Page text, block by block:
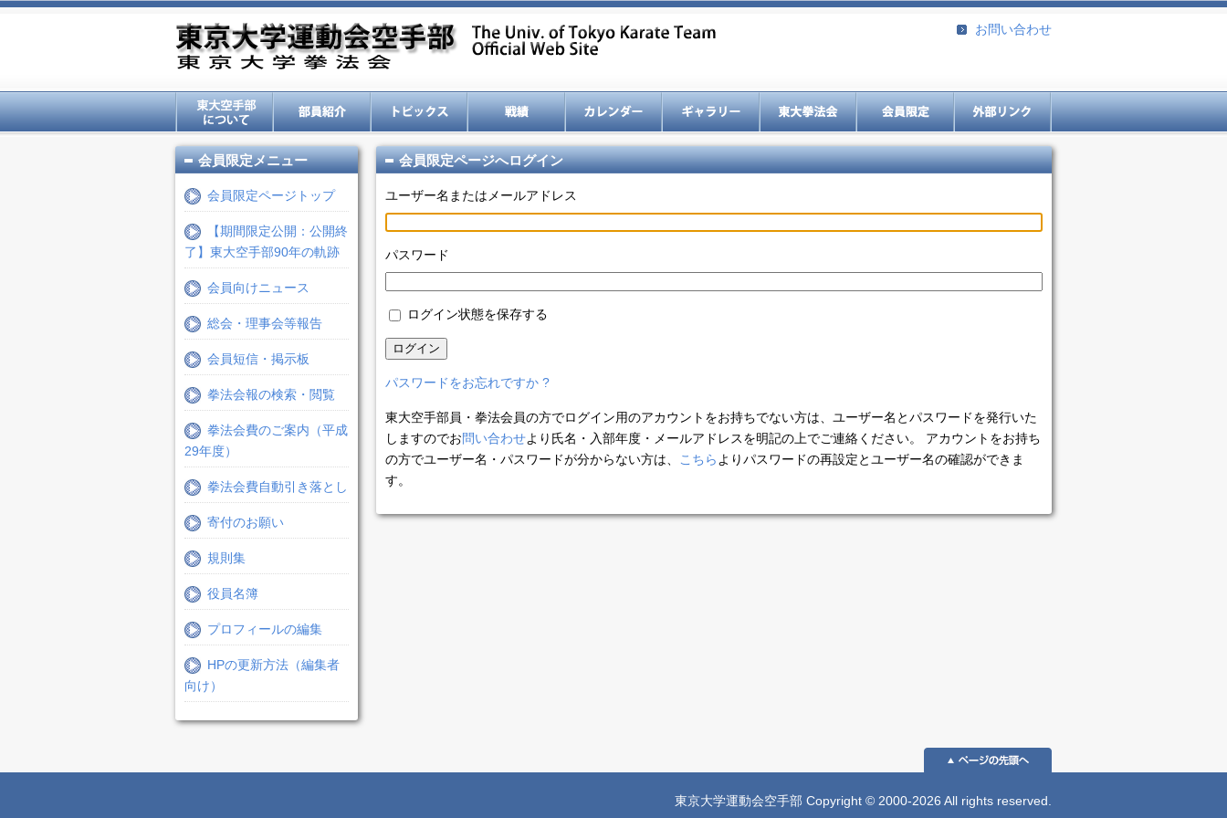
お問い合わせ
会員限定メニュー
会員限定ページトップ
【期間限定公開：公開終
了】東大空手部90年の軌跡
会員向けニュース
総会・理事会等報告
会員短信・掲示板
拳法会報の検索・閲覧
拳法会費のご案内（平成
29年度）
拳法会費自動引き落とし
寄付のお願い
規則集
役員名簿
プロフィールの編集
HPの更新方法（編集者
向け）
会員限定ページへログイン
ユーザー名またはメールアドレス
パスワード
ログイン状態を保存する
ログイン
パスワードをお忘れですか ?
東大空手部員・拳法会員の方でログイン用のアカウントをお持ちでない方は、ユーザー名とパスワードを発行いた
しますのでお問い合わせより氏名・入部年度・メールアドレスを明記の上でご連絡ください。 アカウントをお持ち
の方でユーザー名・パスワードが分からない方は、
こちら よりパスワードの再設定とユーザー名の確認ができま
す。
東京大学運動会空手部 Copyright © 2000-2026 All rights reserved.